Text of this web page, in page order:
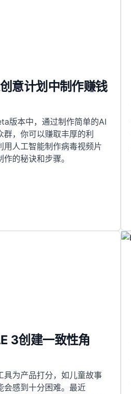
意计划中制作赚钱
版本中，通过制作简单的AI
，你可以赚取丰厚的利
用人工智能制作病毒视频片
的秘诀和步骤。
3创建一致性角
具为产品打分，如儿童故事
会感到十分困难。最近